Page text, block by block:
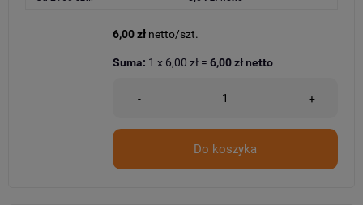
6,00 zł netto/szt.
- +
Do koszyka
Suma: 1 x 6,00 zł = 6,00 złnetto